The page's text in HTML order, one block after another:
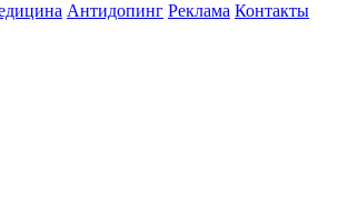
Антидопинг Реклама Контакты